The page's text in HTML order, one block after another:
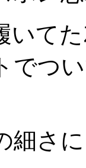
いて
でつ
細さ